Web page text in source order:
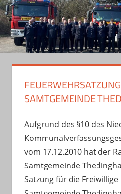
SAMTGEMEINDE
Aufgrund des §10 des
vom 17.12.2010 hat der
Samtgemeinde
Satzung für die